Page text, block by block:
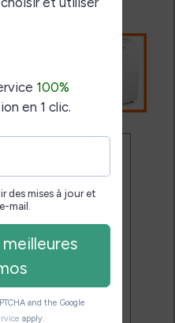
aucune
qui
les
+ conseils
utiliser leur